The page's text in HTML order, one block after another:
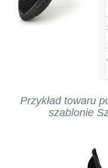
Przykład towaru
szablonie